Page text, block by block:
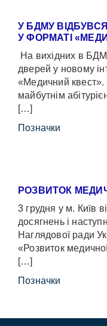
У БДМУ
У ФОРМАТІ
На вихідних в
дверей у новому
«Медичний
майбутнім
[…]
Позначки
РОЗВИТОК
3 грудня у м. Київ
досягнень і
Наглядової ради
«Розвиток
[…]
Позначки